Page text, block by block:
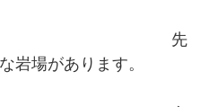
先
岩場があります。